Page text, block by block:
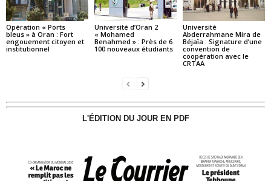
Opération « Ports
bleus » à Oran : Fort
engouement citoyen et
institutionnel
Université d’Oran 2
« Mohamed
Benahmed » : Près de 6
100 nouveaux étudiants
Université
Abderrahmane Mira de
Béjaïa : Signature d’une
convention de
coopération avec le
CRTAA
L'ÉDITION DU JOUR EN PDF